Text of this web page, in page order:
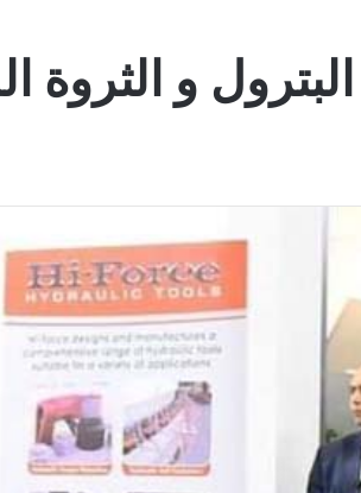
و الثروة